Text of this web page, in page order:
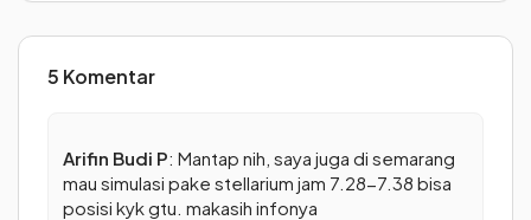
5 Komentar
Arifin Budi P: Mantap nih, saya juga di semarang
mau simulasi pake stellarium jam 7.28-7.38 bisa
posisi kyk gtu. makasih infonya